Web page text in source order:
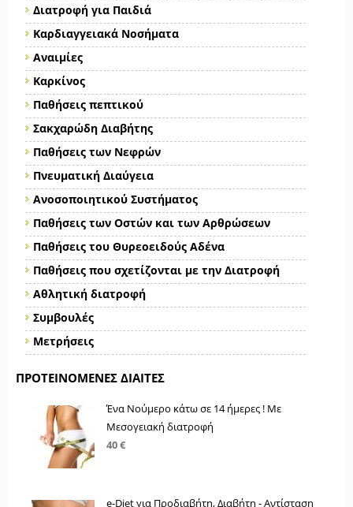
Διατροφή για Παιδιά
Καρδιαγγειακά Νοσήματα
Αναιμίες
Καρκίνος
Παθήσεις πεπτικού
Σακχαρώδη Διαβήτης
Παθήσεις των Νεφρών
Πνευματική Διαύγεια
Ανοσοποιητικού Συστήματος
Παθήσεις των Οστών και των Αρθρώσεων
Παθήσεις του Θυρεοειδούς Αδένα
Παθήσεις που σχετίζονται με την Διατροφή
Αθλητική διατροφή
Συμβουλές
Μετρήσεις
ΠΡΟΤΕΙΝΌΜΕΝΕΣ ΔΊΑΙΤΕΣ
Ένα Νούμερο κάτω σε 14 ήμερες ! Με
Μεσογειακή διατροφή
40 €
e-Diet για Προδιαβήτη, Διαβήτη - Αντίσταση